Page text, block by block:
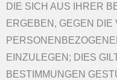
DIE SICH AUS IHRER
ERGEBEN, GEGEN
EINZULEGEN; DIES
BESTIMMUNGEN